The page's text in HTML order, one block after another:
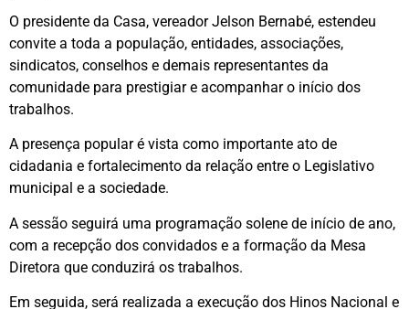
O presidente da Casa, vereador Jelson Bernabé, estendeu
convite a toda a população, entidades, associações,
sindicatos, conselhos e demais representantes da
comunidade para prestigiar e acompanhar o início dos
trabalhos.
A presença popular é vista como importante ato de
cidadania e fortalecimento da relação entre o Legislativo
municipal e a sociedade.
A sessão seguirá uma programação solene de início de ano,
com a recepção dos convidados e a formação da Mesa
Diretora que conduzirá os trabalhos.
Em seguida, será realizada a execução dos Hinos Nacional e